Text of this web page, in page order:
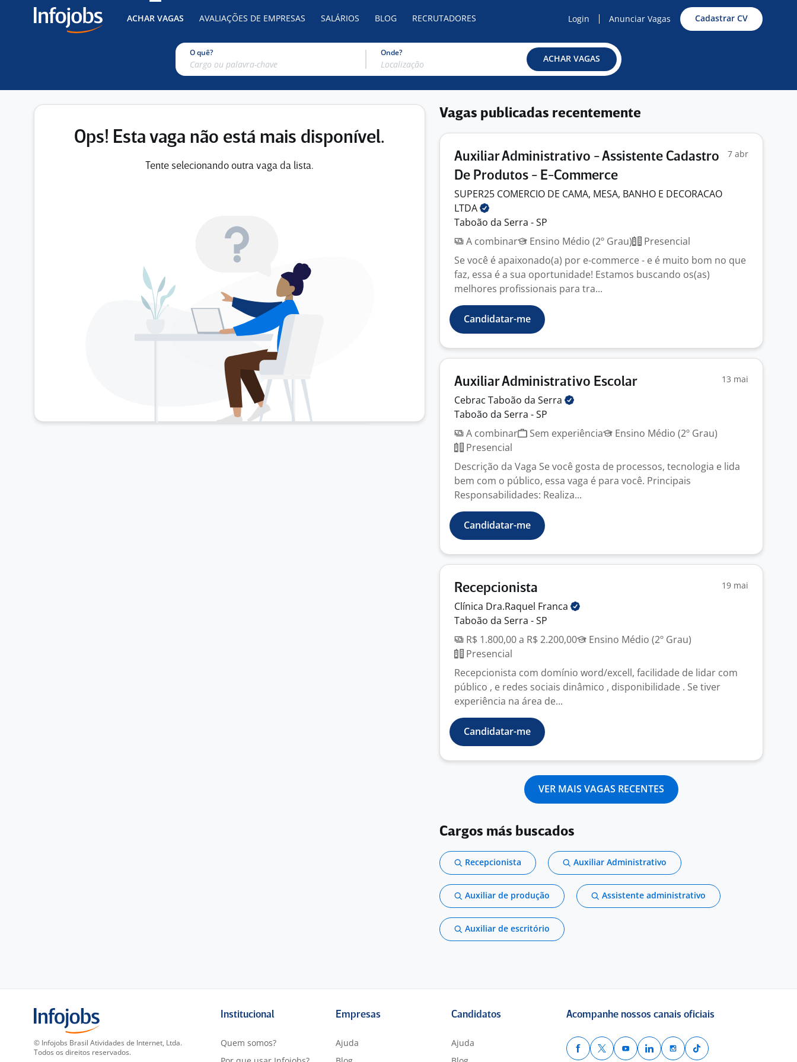
ACHAR VAGAS AVALIAÇÕES DE EMPRESAS SALÁRIOS BLOG RECRUTADORES Login Anunciar Vagas Cadastrar CV
O quê? Onde?
ACHAR VAGAS
Ops! Esta vaga não está mais disponível.
Tente selecionando outra vaga da lista.
Vagas publicadas recentemente
Auxiliar Administrativo - Assistente Cadastro
De Produtos - E-Commerce
7 abr
SUPER25 COMERCIO DE CAMA, MESA, BANHO E DECORACAO
LTDA
Taboão da Serra - SP
A combinar
Ensino Médio (2º Grau)
Presencial
Se você é apaixonado(a) por e-commerce - e é muito bom no que
faz, essa é a sua oportunidade! Estamos buscando os(as)
melhores profissionais para tra...
Candidatar-me
Auxiliar Administrativo Escolar 13 mai
Cebrac Taboão da Serra
Taboão da Serra - SP
A combinar
Sem experiência
Ensino Médio (2º Grau)
Presencial
Descrição da Vaga Se você gosta de processos, tecnologia e lida
bem com o público, essa vaga é para você. Principais
Responsabilidades: Realiza...
Candidatar-me
Recepcionista 19 mai
Clínica Dra.Raquel Franca
Taboão da Serra - SP
R$ 1.800,00 a R$ 2.200,00
Ensino Médio (2º Grau)
Presencial
Recepcionista com domínio word/excell, facilidade de lidar com
público , e redes sociais dinâmico , disponibilidade . Se tiver
experiência na área de...
Candidatar-me
VER MAIS VAGAS RECENTES
Cargos más buscados
Recepcionista Auxiliar Administrativo
Auxiliar de produção Assistente administrativo
Auxiliar de escritório
© Infojobs Brasil Atividades de Internet, Ltda.
Todos os direitos reservados.
Institucional
Quem somos?
Empresas
Ajuda
Candidatos
Ajuda
Acompanhe nossos canais oficiais